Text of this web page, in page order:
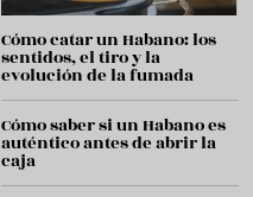
Cómo catar un Habano: los
sentidos, el tiro y la
evolución de la fumada
Cómo saber si un Habano es
auténtico antes de abrir la
caja